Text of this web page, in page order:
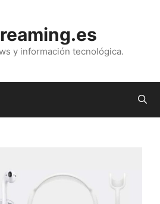
y información tecnológica.